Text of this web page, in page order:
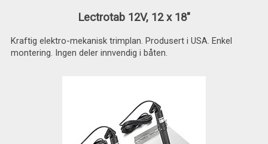
Lectrotab 12V, 12 x 18"
Kraftig elektro-mekanisk trimplan. Produsert i USA. Enkel
montering. Ingen deler innvendig i båten.